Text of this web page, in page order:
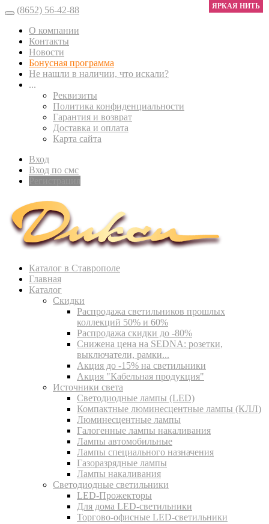
(8652) 56-42-88
О компании
Контакты
Новости
Бонусная программа
Не нашли в наличии, что искали?
...
Реквизиты
Политика конфиденциальности
Гарантия и возврат
Доставка и оплата
Карта сайта
Вход
Вход по смс
Каталог в Ставрополе
Главная
Каталог
Скидки
Распродажа светильников прошлых
коллекций 50% и 60%
Распродажа скидки до -80%
Cнижена цена на SEDNA: розетки,
выключатели, рамки...
Акция до -15% на светильники
Акция "Кабельная продукция"
Источники света
Светодиодные лампы (LED)
Компактные люминесцентные лампы (КЛЛ)
Люминесцентные лампы
Галогенные лампы накаливания
Лампы автомобильные
Лампы специального назначения
Газоразрядные лампы
Лампы накаливания
Светодиодные светильники
LED-Прожекторы
Для дома LED-светильники
Торгово-офисные LED-светильники
ЯРКАЯ НИТЬ